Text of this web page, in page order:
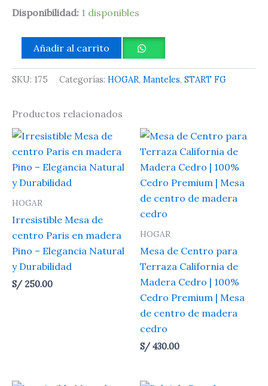
Disponibilidad: 1 disponibles
Añadir al carrito
SKU: 175 Categorías: HOGAR, Manteles, START FG
Productos relacionados
HOGAR
Irresistible Mesa de
centro Paris en madera
Pino – Elegancia Natural
y Durabilidad
S/ 250.00
HOGAR
Mesa de Centro para
Terraza California de
Madera Cedro | 100%
Cedro Premium | Mesa
de centro de madera
cedro
S/ 430.00